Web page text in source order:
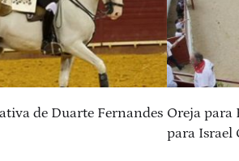
de Duarte Fernandes Oreja para
para Israel